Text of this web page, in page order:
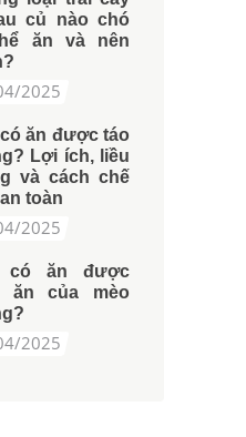
củ nào chó
ăn và nên
2025
ăn được táo
Lợi ích, liều
và cách chế
toàn
2025
có ăn được
ăn của mèo
2025